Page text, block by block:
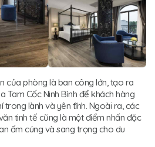
của phòng là ban công lớn, tạo ra
Tam Cốc Ninh Bình để khách hàng
trong lành và yên tĩnh. Ngoài ra, các
tinh tế cũng là một điểm nhấn đặc
ấm cúng và sang trọng cho du